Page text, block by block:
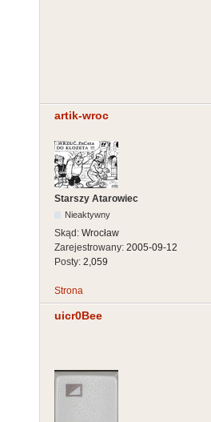
artik-wroc
Starszy Atarowiec
Nieaktywny
Skąd: Wrocław
Zarejestrowany: 2005-09-12
Posty: 2,059
Strona
uicr0Bee